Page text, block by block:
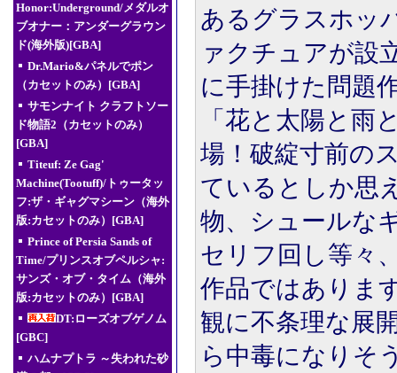
Honor:Underground/メダルオ
ブオナー：アンダーグラウン
ド(海外版)[GBA]
Dr.Mario&パネルでポン
（カセットのみ）[GBA]
サモンナイト クラフトソー
ド物語2（カセットのみ）
[GBA]
Titeuf: Ze Gag'
Machine(Tootuff)/トゥータッ
フ:ザ・ギャグマシーン（海外
版:カセットのみ）[GBA]
Prince of Persia Sands of
Time/プリンスオブペルシャ:
サンズ・オブ・タイム（海外
版:カセットのみ）[GBA]
DT:ローズオブゲノム
[GBC]
ハムナプトラ ～失われた砂
あるグラスホッ
ァクチュアが設
に手掛けた問題
「花と太陽と雨
場！破綻寸前の
ているとしか思
物、シュールな
セリフ回し等々
作品ではありま
観に不条理な展
ら中毒になりそ